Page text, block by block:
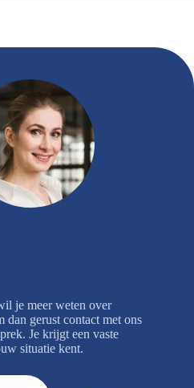
je meer weten over
dan gerust contact met ons
Je krijgt een vaste
situatie kent.